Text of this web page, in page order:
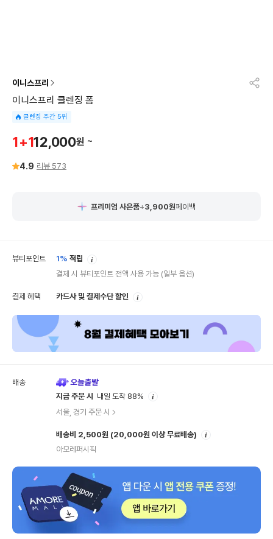
이니스프리
이니스프리 클렌징 폼
클렌징 주간 5위
1+112,000원 ~
4.9 리뷰 573
프리미엄 사은품+3,900원페이백
뷰티포인트 1% 적립
결제 시 뷰티포인트 전액 사용 가능 (일부 옵션)
결제 혜택 카드사 및 결제수단 할인
배송
지금 주문 시 내일 도착 88%
서울, 경기 주문 시
배송비 2,500원 (20,000원 이상 무료배송)
아모레퍼시픽